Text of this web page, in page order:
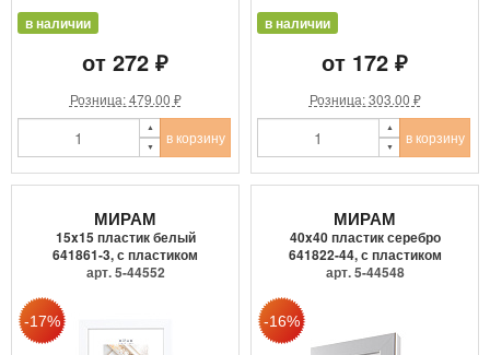
в наличии
от 272 ₽
Розница: 479.00 ₽
в корзину
в наличии
от 172 ₽
Розница: 303.00 ₽
в корзину
МИРАМ
15x15 пластик белый
641861-3, с пластиком
арт. 5-44552
МИРАМ
40x40 пластик серебро
641822-44, с пластиком
арт. 5-44548